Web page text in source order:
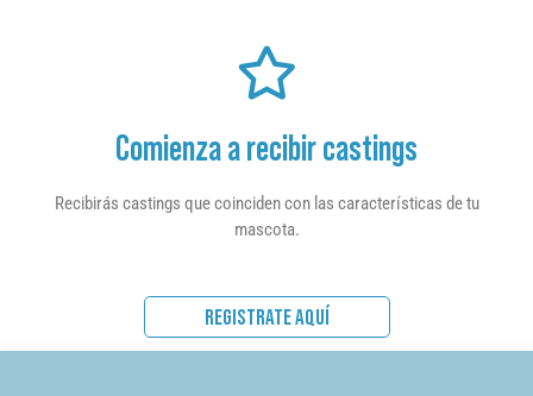
Comienza a recibir castings
Recibirás castings que coinciden con las características de tu
mascota.
REGISTRATE AQUÍ